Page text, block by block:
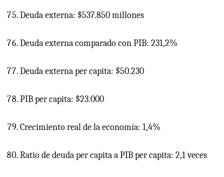
Deuda externa: $537.850 millones
Deuda externa comparado con PIB: 231,2%
Deuda externa per capita: $50.230
PIBper capita: $23.000
Crecimiento real de la economía: 1,4%
Ratio de deuda per capita aPIBper capita: 2,1 veces